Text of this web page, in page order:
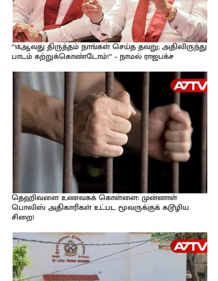
“18ஆவது திருத்தம் நாங்கள் செய்த தவறு; அதிலிருந்து
பாடம் கற்றுக்கொண்டோம்!” – நாமல் ராஜபக்ச
தெஹிவளை உணவகக் கொள்ளை: முன்னாள்
பொலிஸ் அதிகாரிகள் உட்பட மூவருக்குக் கடூழிய
சிறை!